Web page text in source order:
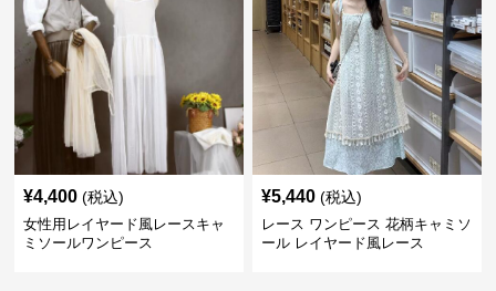
¥4,400 (税込)
女性用レイヤード風レースキャ
ミソールワンピース
¥5,440 (税込)
レース ワンピース 花柄キャミソ
ール レイヤード風レース